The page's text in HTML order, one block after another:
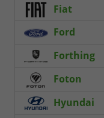
Fiat
Ford
Forthing
Foton
Hyundai